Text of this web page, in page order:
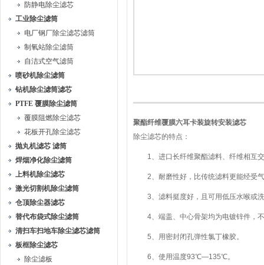
防静电除尘滤芯
工业除尘滤筒
电厂钢厂除尘滤芯滤筒
制氧站除尘滤筒
自洁式空气滤筒
喷砂机除尘滤筒
钻机除尘滤筒滤芯
PTFE 覆膜除尘滤筒
覆膜阻燃除尘滤芯
花板开孔除尘滤芯
抛丸机滤芯 滤筒
焊烟净化除尘滤筒
上料机除尘滤芯
激光切割机除尘滤筒
仓顶除尘器滤芯
替代布袋式除尘滤筒
清扫车扫地车除尘滤芯滤筒
板框除尘滤芯
除尘滤板
聚酯纤维覆膜六耳卡装旋转安装滤芯
除尘滤芯的特点：
1、进口长纤维聚酯滤料、纤维相互交
2、耐磨性好，比传统滤料更能经受气
3、滤料挺度好，且可用低压水喉或洗
4、端盖、中心骨架均为电镀锌件，
5、用密封闭孔弹性氯丁橡胶。
6、使用温度93℃—135℃。